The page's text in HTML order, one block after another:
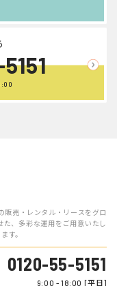
販売・レンタル・リースをグロ
、多彩な運用をご用意いたし
す。
0120-55-5151
9:00 - 18:00 [平日]